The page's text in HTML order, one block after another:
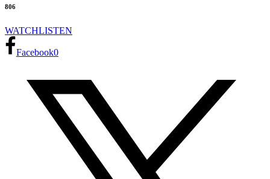
806
WATCHLISTEN
Facebook0